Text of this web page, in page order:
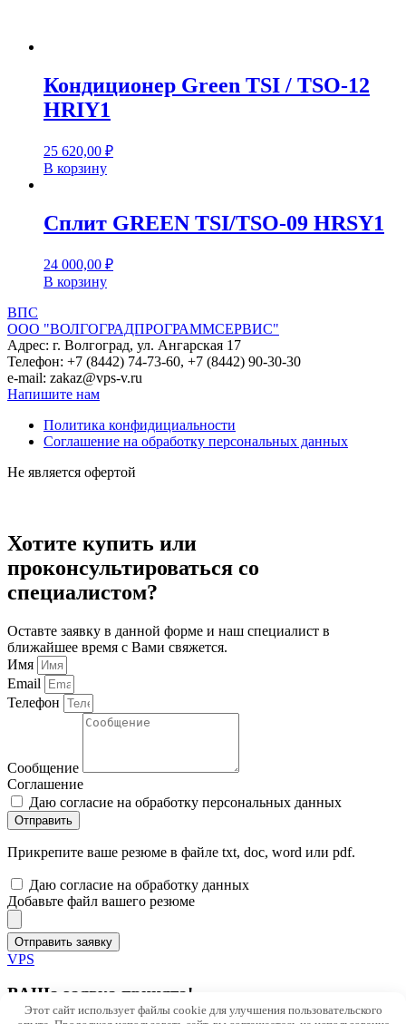
Кондиционер Green TSI / TSO-12
HRIY1
25 620,00 ₽
В корзину
Сплит GREEN TSI/TSO-09 HRSY1
24 000,00 ₽
В корзину
ВПС
ООО "ВОЛГОГРАДПРОГРАММСЕРВИС"
Адрес: г. Волгоград, ул. Ангарская 17
Телефон: +7 (8442) 74-73-60, +7 (8442) 90-30-30
e-mail: zakaz@vps-v.ru
Напишите нам
Политика конфидициальности
Соглашение на обработку персональных данных
Не является офертой
Хотите купить или
проконсультироваться со
специалистом?
Оставте заявку в данной форме и наш специалист в
ближайшее время с Вами свяжется.
Имя
Email
Телефон
Сообщение
Соглашение
Даю согласие на обработку персональных данных
Отправить
Прикрепите ваше резюме в файле txt, doc, word или pdf.
Даю согласие на обработку данных
Добавьте файл вашего резюме
Отправить заявку
VPS
ВАШа заявка принята!
Этот сайт использует файлы cookie для улучшения пользовательского